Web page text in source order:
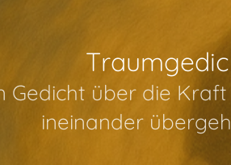
Gedicht über die
ineinander